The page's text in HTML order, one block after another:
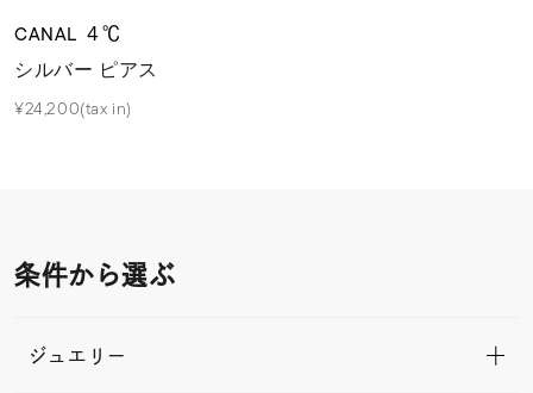
CANAL ４℃
シルバー ピアス
¥24,200(tax in)
条件から選ぶ
ジュエリー